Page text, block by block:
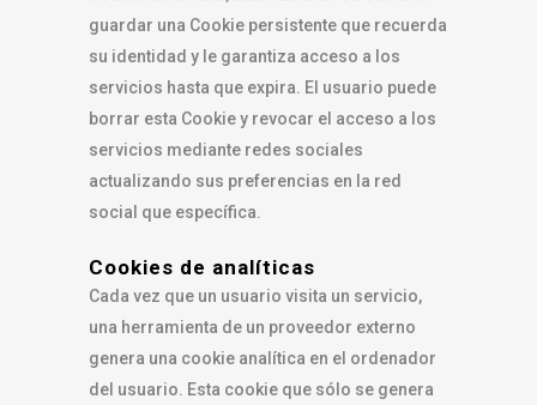
guardar una Cookie persistente que recuerda
su identidad y le garantiza acceso a los
servicios hasta que expira. El usuario puede
borrar esta Cookie y revocar el acceso a los
servicios mediante redes sociales
actualizando sus preferencias en la red
social que específica.
Cookies de analíticas
Cada vez que un usuario visita un servicio,
una herramienta de un proveedor externo
genera una cookie analítica en el ordenador
del usuario. Esta cookie que sólo se genera